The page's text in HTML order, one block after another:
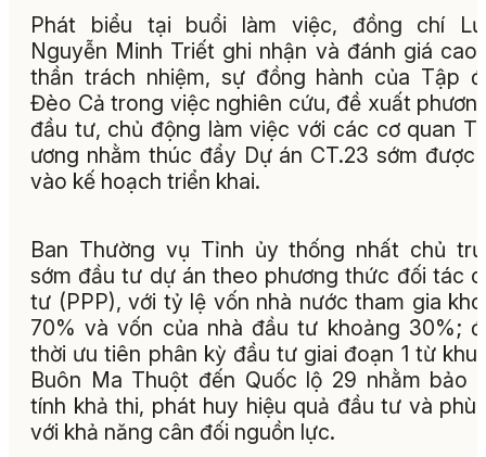
Phát biểu tại buổi làm việc, đồng chí
Nguyễn Minh Triết ghi nhận và đánh giá cao
thần trách nhiệm, sự đồng hành của Tập
Đèo Cả trong việc nghiên cứu, đề xuất
đầu tư, chủ động làm việc với các cơ quan
ương nhằm thúc đẩy Dự án CT.23 sớm được
vào kế hoạch triển khai.
Ban Thường vụ Tỉnh ủy thống nhất chủ
sớm đầu tư dự án theo phương thức đối tác
tư (PPP), với tỷ lệ vốn nhà nước tham gia
70% và vốn của nhà đầu tư khoảng 30%;
thời ưu tiên phân kỳ đầu tư giai đoạn 1 từ khu
Buôn Ma Thuột đến Quốc lộ 29 nhằm bảo
tính khả thi, phát huy hiệu quả đầu tư và phù
với khả năng cân đối nguồn lực.